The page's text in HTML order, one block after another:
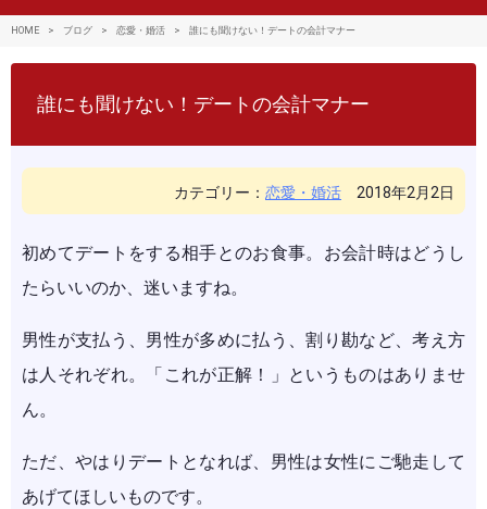
HOME > ブログ > 恋愛・婚活 > 誰にも聞けない！デートの会計マナー
誰にも聞けない！デートの会計マナー
カテゴリー： 恋愛・婚活 2018年2月2日
初めてデートをする相手とのお食事。お会計時はどうし
たらいいのか、迷いますね。
男性が支払う、男性が多めに払う、割り勘など、考え方
は人それぞれ。「これが正解！」というものはありませ
ん。
ただ、やはりデートとなれば、男性は女性にご馳走して
あげてほしいものです。